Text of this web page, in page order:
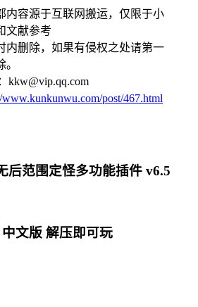
内容源于互联网搬运，仅限于小
文献参考
内删除，如果有侵权之处请第一
kkw@vip.qq.com
www.kunkunwu.com/post/467.html
后范围定怪多功能插件 v6.5
文版 解压即可玩